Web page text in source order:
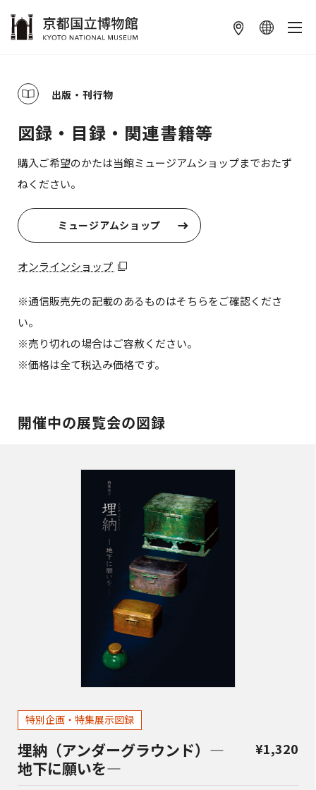
出版・刊行物
図録・目録・関連書籍等
購入ご希望のかたは当館ミュージアムショップまでおたず
ねください。
ミュージアムショップ
オンラインショップ
※通信販売先の記載のあるものはそちらをご確認くださ
い。
※売り切れの場合はご容赦ください。
※価格は全て税込み価格です。
開催中の展覧会の図録
特別企画・特集展示図録
埋納（アンダーグラウンド）―
地下に願いを―
¥1,320